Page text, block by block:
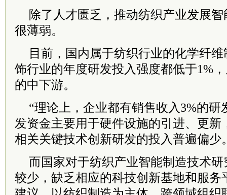
除了人才匮乏，推动纺织产业发展
很薄弱。
目前，国内属于纺织行业的化学纤
饰行业的年度研发投入强度都低于1%
的中下游。
“理论上，企业都有销售收入3%的研
发资金主要用于硬件设施的引进、更新
相关关键技术创新研发的投入普遍偏少
而国家对于纺织产业智能制造技术
较少，缺乏相应的科技创新基地和服务